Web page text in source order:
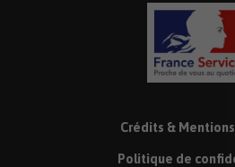
Crédits &
Politique de